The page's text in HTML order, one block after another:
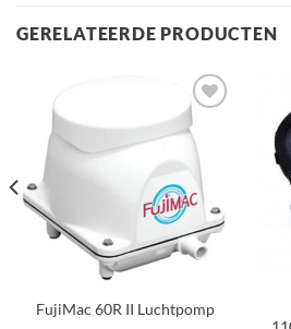
GERELATEERDE PRODUCTEN
Toevoegen
aan
verlanglijst
FujiMac 60R II Luchtpomp